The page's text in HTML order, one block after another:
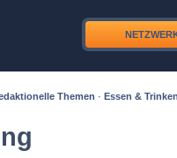
Themen · Essen &